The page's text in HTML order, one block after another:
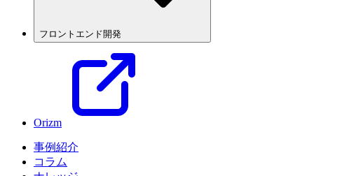
フロントエンド開発
Orizm
事例紹介
コラム